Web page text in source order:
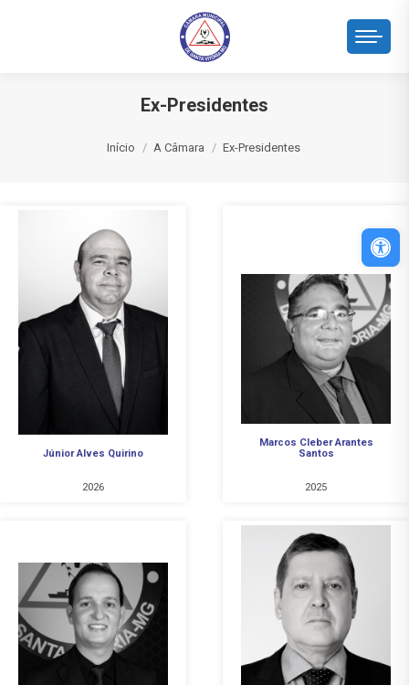
Ex-Presidentes
Início A Câmara Ex-Presidentes
Júnior Alves Quirino
2026
Marcos Cleber Arantes
Santos
2025